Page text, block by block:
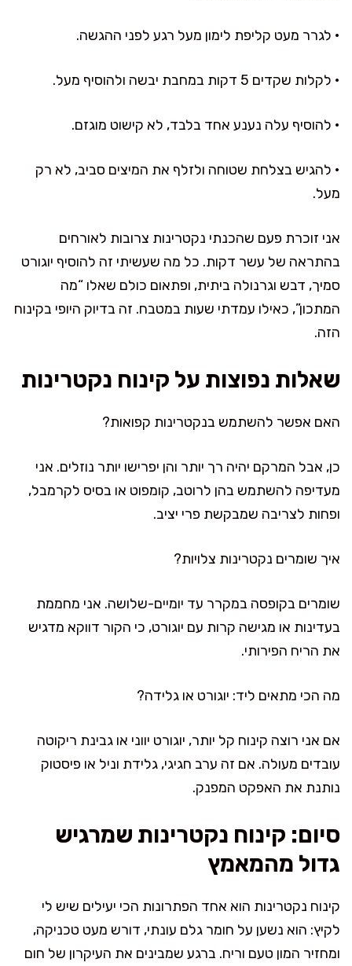
• לגרר מעט קליפת לימון מעל רגע לפני ההגשה.
• לקלות שקדים 5 דקות במחבת יבשה ולהוסיף מעל.
• להוסיף עלה נענע אחד בלבד, לא קישוט מוגזם.
• להגיש בצלחת שטוחה ולזלף את המיצים סביב, לא רק
מעל.
אני זוכרת פעם שהכנתי נקטרינות צרובות לאורחים
בהתראה של עשר דקות. כל מה שעשיתי זה להוסיף יוגורט
סמיך, דבש וגרנולה ביתית, ופתאום כולם שאלו “מה
המתכון”, כאילו עמדתי שעות במטבח. זה בדיוק היופי בקינוח
הזה.
שאלות נפוצות על קינוח נקטרינות
האם אפשר להשתמש בנקטרינות קפואות?
כן, אבל המרקם יהיה רך יותר והן יפרישו יותר נוזלים. אני
מעדיפה להשתמש בהן לרוטב, קומפוט או בסיס לקרמבל,
ופחות לצריבה שמבקשת פרי יציב.
איך שומרים נקטרינות צלויות?
שומרים בקופסה במקרר עד יומיים-שלושה. אני מחממת
בעדינות או מגישה קרות עם יוגורט, כי הקור דווקא מדגיש
את הריח הפירותי.
מה הכי מתאים ליד: יוגורט או גלידה?
אם אני רוצה קינוח קל יותר, יוגורט יווני או גבינת ריקוטה
עובדים מעולה. אם זה ערב חגיגי, גלידת וניל או פיסטוק
נותנת את האפקט המפנק.
סיום: קינוח נקטרינות שמרגיש
גדול מהמאמץ
קינוח נקטרינות הוא אחד הפתרונות הכי יעילים שיש לי
לקיץ: הוא נשען על חומר גלם עונתי, דורש מעט טכניקה,
ומחזיר המון טעם וריח. ברגע שמבינים את העיקרון של חום